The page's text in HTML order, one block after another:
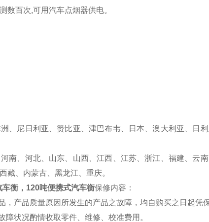
百次,可用汽车点烟器供电。
、尼日利亚、赞比亚、津巴布韦、日本、澳大利亚、日
南、河北、山东、山西、江西、江苏、浙江、福建、云
藏、内蒙古、黑龙江、重庆。
衡，120吨便携式汽车衡保修内容：
，产品质量原因所发生的产品之故障，均自购买之日起凭
状况酌情收取零件、维修、校准费用。